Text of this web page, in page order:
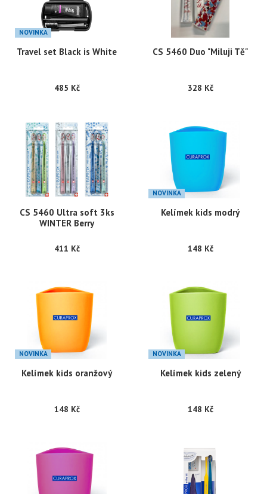
NOVINKA
Travel set Black is White
485 Kč
CS 5460 Duo "Miluji Tě"
328 Kč
CS 5460 Ultra soft 3ks
WINTER Berry
411 Kč
NOVINKA
Kelímek kids modrý
148 Kč
NOVINKA
Kelímek kids oranžový
148 Kč
NOVINKA
Kelímek kids zelený
148 Kč